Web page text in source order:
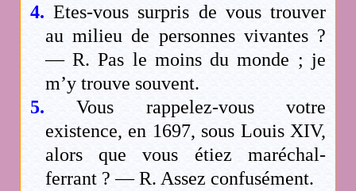
4. Etes-vous surpris de vous trouver
au milieu de personnes vivantes ?
— R. Pas le moins du monde ; je
m’y trouve souvent.
5. Vous rappelez-vous votre
existence, en 1697, sous Louis XIV,
alors que vous étiez maréchal-
ferrant ? — R. Assez confusément.